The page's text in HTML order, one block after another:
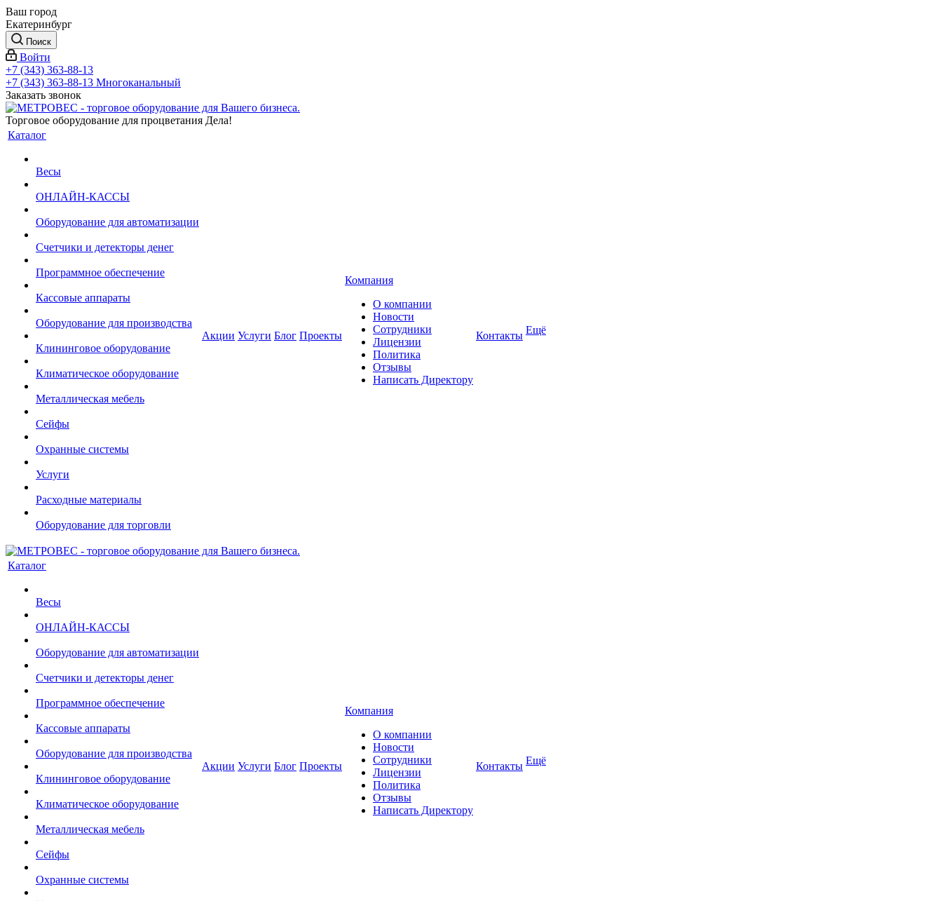
Ваш город
Екатеринбург
Поиск
Войти
+7 (343) 363-88-13
+7 (343) 363-88-13 Многоканальный
Заказать звонок
Торговое оборудование для процветания Дела!
Каталог
Весы
ОНЛАЙН-КАССЫ
Оборудование для автоматизации
Счетчики и детекторы денег
Программное обеспечение
Кассовые аппараты
Оборудование для производства
Клининговое оборудование
Климатическое оборудование
Металлическая мебель
Сейфы
Охранные системы
Услуги
Расходные материалы
Оборудование для торговли
Акции Услуги Блог Проекты
Компания
О компании
Новости
Сотрудники
Лицензии
Политика
Отзывы
Написать Директору
Контакты Ещё
Каталог
Весы
ОНЛАЙН-КАССЫ
Оборудование для автоматизации
Счетчики и детекторы денег
Программное обеспечение
Кассовые аппараты
Оборудование для производства
Клининговое оборудование
Климатическое оборудование
Металлическая мебель
Сейфы
Охранные системы
Акции Услуги Блог Проекты
Компания
О компании
Новости
Сотрудники
Лицензии
Политика
Отзывы
Написать Директору
Контакты Ещё